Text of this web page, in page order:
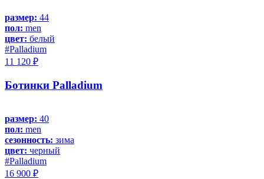
размер: 44
пол: men
цвет: белый
#Palladium
11 120 ₽
Ботинки Palladium
размер: 40
пол: men
сезонность: зима
цвет: черный
#Palladium
16 900 ₽